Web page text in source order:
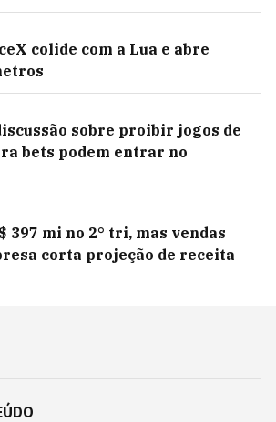
colide com a Lua e abre
sobre proibir jogos de
bets podem entrar no
397 mi no 2° tri, mas vendas
corta projeção de receita